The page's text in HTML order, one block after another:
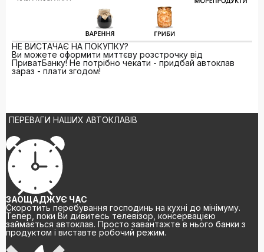
НЕ ВИСТАЧАЄ НА ПОКУПКУ?
Ви можете оформити миттєву розстрочку від
ПриватБанку! Не потрібно чекати - придбай автоклав
зараз - плати згодом!
ПЕРЕВАГИ НАШИХ АВТОКЛАВІВ
ЗАОЩАДЖУЄ ЧАС
Скоротить перебування господинь на кухні до мінімуму.
Тепер, поки Ви дивитесь телевізор, консервацією
займається автоклав. Просто завантажте в нього банки з
продуктом і виставте робочий режим.